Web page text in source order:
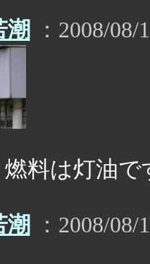
潮 ：2008/
燃料は灯油で
潮 ：2008/